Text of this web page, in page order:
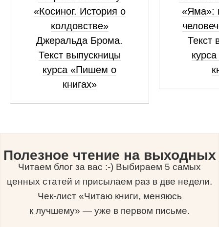
«Косиног. История о
колдовстве»
Джеральда Брома.
Текст выпускницы
курса «Пишем о
книгах»
«Яма»:
Текст
Полезное чтение на выходных
Читаем блог за вас :-) Выбираем 5 самых
ценных статей и присылаем раз в две недели.
Чек-лист «Читаю книги, меняюсь
к лучшему» — уже в первом письме.